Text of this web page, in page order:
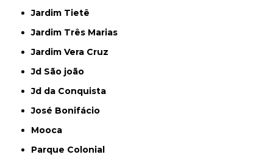
Jardim Tietê
Jardim Três Marias
Jardim Vera Cruz
Jd São joão
Jd da Conquista
José Bonifácio
Mooca
Parque Colonial